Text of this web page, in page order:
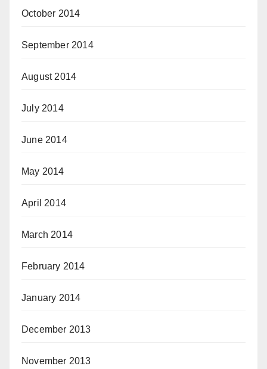
October 2014
September 2014
August 2014
July 2014
June 2014
May 2014
April 2014
March 2014
February 2014
January 2014
December 2013
November 2013